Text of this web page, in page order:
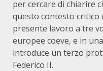
per cercare di chiarire
questo contesto critico
presente lavoro a tre
europee coeve, e in
introduce un terzo
Federico II.